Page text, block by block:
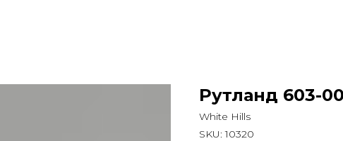
Рутланд 603-
White Hills
SKU:10320